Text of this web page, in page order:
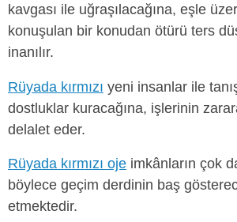
kavgası ile uğraşılacağına, eşle
konuşulan bir konudan ötürü ters
inanılır.
Rüyada kırmızı yeni insanlar ile
dostluklar kuracağına, işlerinin
delalet eder.
Rüyada kırmızı oje imkânların çok
böylece geçim derdinin baş
etmektedir.